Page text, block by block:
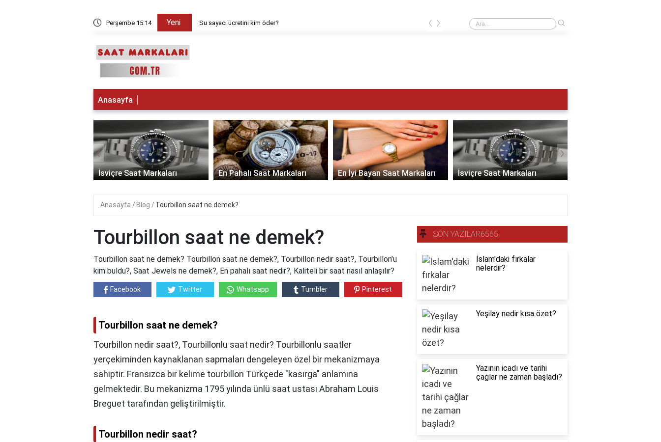
Perşembe 15:14 Yeni Su sayacı ücretini kim öder? UTC 0 Türkiye saat kaç?
‹ ›
Anasayfa
İsviçre Saat Markaları En Pahalı Saat Markaları En İyi Bayan Saat Markaları İsviçre Saat Markaları
‹ ›
Anasayfa Blog Tourbillon saat ne demek?
Tourbillon saat ne demek?
Tourbillon saat ne demek? Tourbillon saat ne demek?, Tourbillon nedir saat?, Tourbillon'u
kim buldu?, Saat Jewels ne demek?, En pahalı saat nedir?, Kaliteli bir saat nasıl anlaşılır?
Facebook Twitter Whatsapp Tumbler Pinterest
Tourbillon saat ne demek?
Tourbillon nedir saat?, Tourbillonlu saat nedir? Tourbillonlu saatler
yerçekiminden kaynaklanan sapmaları dengeleyen özel bir mekanizmaya
sahiptir. Fransızca bir kelime tourbillon Türkçede "kasırga" anlamına
gelmektedir. Bu mekanizma 1795 yılında ünlü saat ustası Abraham Louis
Breguet tarafından geliştirilmiştir.
Tourbillon nedir saat?
SON YAZILAR6565
İslam'daki fırkalar
nelerdir?
Yeşilay nedir kısa özet?
Yazının icadı ve tarihi
çağlar ne zaman başladı?